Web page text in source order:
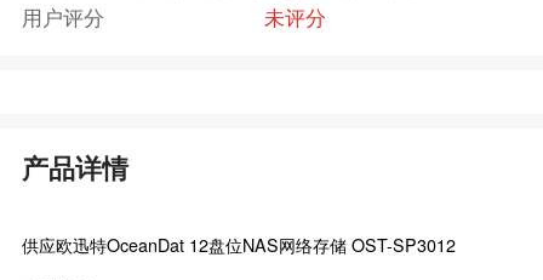
用户评分
未评分
产品详情
供应欧迅特OceanDat 12盘位NAS网络存储 OST-SP3012